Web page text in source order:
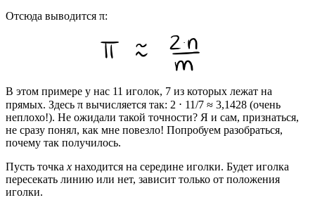
Отсюда выводится π:
В этом примере у нас 11 иголок, 7 из которых лежат на
прямых. Здесь π вычисляется так: 2 ⋅ 11/7 ≈ 3,1428 (очень
неплохо!). Не ожидали такой точности? Я и сам, признаться,
не сразу понял, как мне повезло! Попробуем разобраться,
почему так получилось.
Пусть точка x находится на середине иголки. Будет иголка
пересекать линию или нет, зависит только от положения
иголки.